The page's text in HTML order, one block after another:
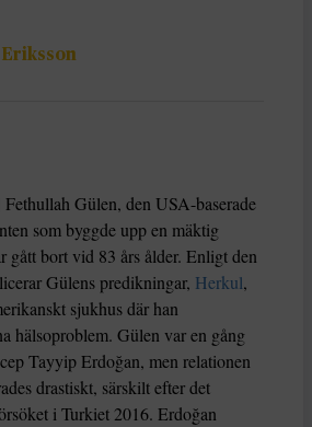
Eriksson
Fethullah Gülen, den USA-baserade
som byggde upp en mäktig
gått bort vid 83 års ålder. Enligt den
Gülens predikningar, Herkul,
sjukhus där han
hälsoproblem. Gülen var en gång
Tayyip Erdoğan, men relationen
drastiskt, särskilt efter det
i Turkiet 2016. Erdoğan